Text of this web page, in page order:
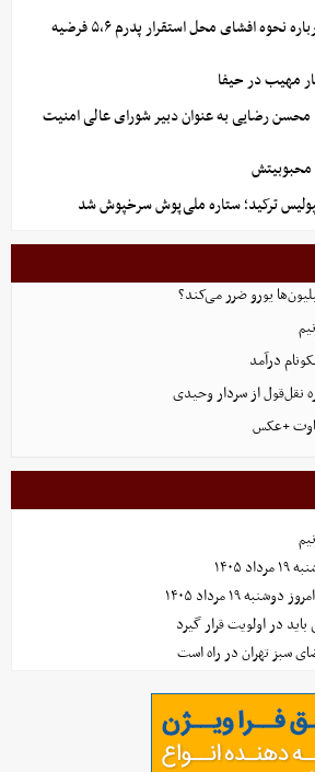
فرزند شهید لاریجانی: درباره نحوه افشای محل استقرار پدرم ۵،۶ فرضیه
مهیب در حیفا
محسن رضایی به عنوان دبیر شورای عالی امنیت
محبوبیتش
ترکید؛ ستاره ملی‌پوش سرخپوش شد
یورو ضرر می‌کند؟
درآمد
نقل‌قول از سردار وحیدی
+عکس
۱۴۰۵
۱۹ مرداد ۱۴۰۵
در اولویت قرار گیرد